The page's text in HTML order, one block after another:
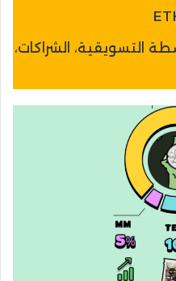
التسويقية، الشراكات،